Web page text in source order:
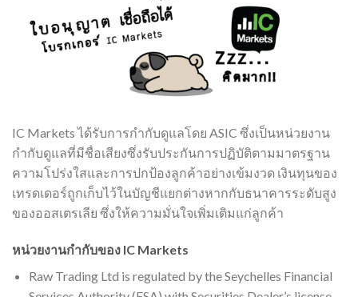
IC Markets ได้รับการกำกับดูแลโดย ASIC ซึ่งเป็นหน่วยงาน
กำกับดูแลที่มีชื่อเสียงซึ่งรับประกันการปฏิบัติตามมาตรฐาน
ความโปร่งใสและการปกป้องลูกค้าอย่างเข้มงวด เงินทุนของ
เทรดเดอร์ถูกเก็บไว้ในบัญชีแยกต่างหากกับธนาคารระดับสูง
ของออสเตรเลีย ซึ่งให้ความมั่นใจเพิ่มเติมแก่ลูกค้า
หน่วยงานกำกับของ IC Markets
Raw Trading Ltd is regulated by the Seychelles Financial